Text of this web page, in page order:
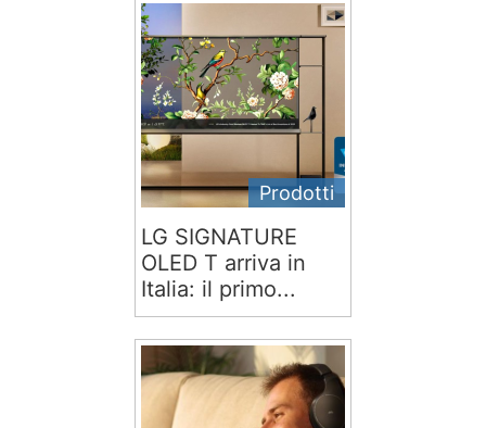
Prodotti
LG SIGNATURE
OLED T arriva in
Italia: il primo...